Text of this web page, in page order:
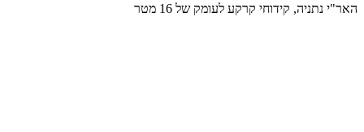
האר"י נתניה, קידוחי קרקע לעומק של 16 מטר